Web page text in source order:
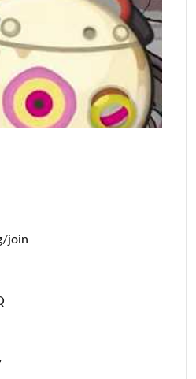
join